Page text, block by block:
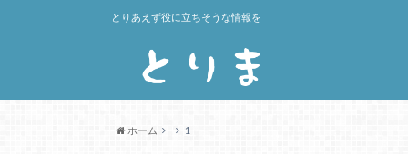
とりあえず役に立ちそうな情報を
ホーム 1